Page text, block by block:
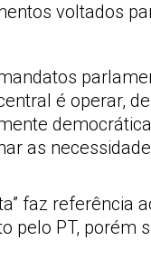
voltados
é operar,
as
faz referência
pelo PT,